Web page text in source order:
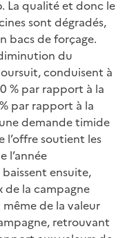
La qualité et donc le
sont dégradés,
bacs de forçage.
du
conduisent à
% par rapport à la
par rapport à la
demande timide
l’offre soutient les
l’année
baissent ensuite,
de la campagne
de la valeur
retrouvant